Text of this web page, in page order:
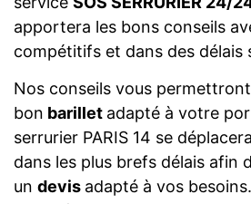
apportera les bons conseils
compétitifs et dans des délais
Nos conseils vous
bon barillet adapté à votre
serrurier PARIS 14 se
dans les plus brefs délais afin
un devis adapté à vos besoins.